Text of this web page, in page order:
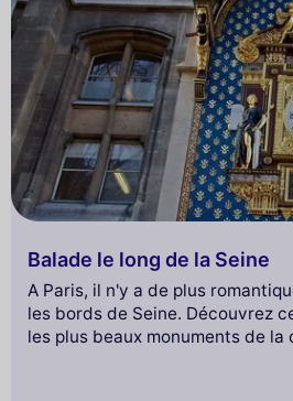
Balade le long de la Seine
A Paris, il n'y a de plus
les bords de Seine. Découvrez
les plus beaux monuments de la